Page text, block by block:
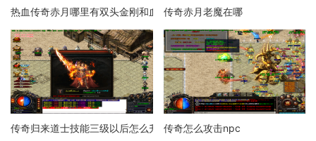
热血传奇赤月哪里有双头金刚和血魔传奇赤月老魔在哪
传奇归来道士技能三级以后怎么升 传奇怎么攻击npc